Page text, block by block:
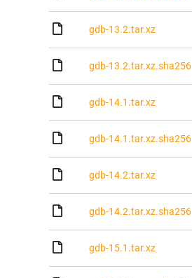
gdb-13.2.tar.xz
gdb-13.2.tar.xz.sha256
gdb-14.1.tar.xz
gdb-14.1.tar.xz.sha256
gdb-14.2.tar.xz
gdb-14.2.tar.xz.sha256
gdb-15.1.tar.xz